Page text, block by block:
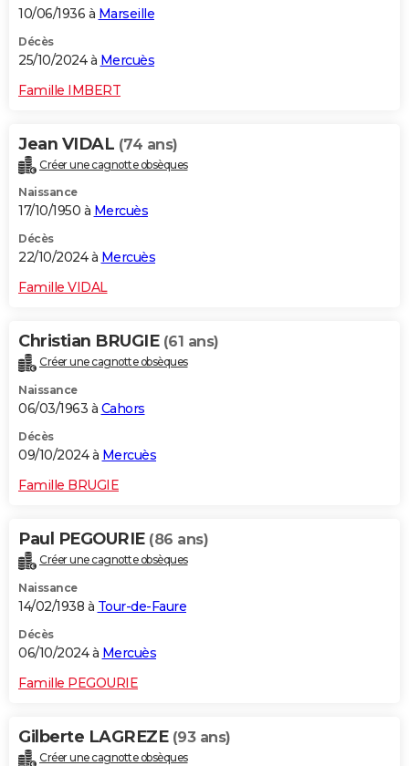
10/06/1936 à Marseille
Décès
25/10/2024 à Mercuès
Famille IMBERT
Jean VIDAL (74 ans)
Créer une cagnotte obsèques
Naissance
17/10/1950 à Mercuès
Décès
22/10/2024 à Mercuès
Famille VIDAL
Christian BRUGIE (61 ans)
Créer une cagnotte obsèques
Naissance
06/03/1963 à Cahors
Décès
09/10/2024 à Mercuès
Famille BRUGIE
Paul PEGOURIE (86 ans)
Créer une cagnotte obsèques
Naissance
14/02/1938 à Tour-de-Faure
Décès
06/10/2024 à Mercuès
Famille PEGOURIE
Gilberte LAGREZE (93 ans)
Créer une cagnotte obsèques